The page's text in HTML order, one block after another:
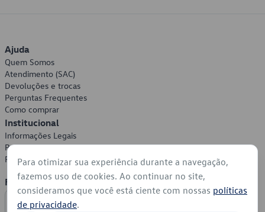
Ajuda
Quem Somos
Atendimento (SAC)
Devoluções e trocas
Perguntas Frequentes
Como comprar
Institucional
Informações Legais
Política de Privacidade
Política de Cookies
Formas de Pagamento
Para otimizar sua experiência durante a navegação,
fazemos uso de cookies. Ao continuar no site,
consideramos que você está ciente com nossas políticas
de privacidade.